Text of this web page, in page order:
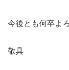
今後とも何卒よ
敬具